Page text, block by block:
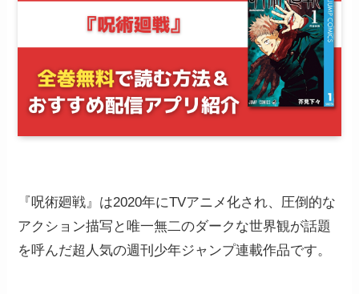
『呪術廻戦』は2020年にTVアニメ化され、圧倒的な
アクション描写と唯一無二のダークな世界観が話題
を呼んだ超人気の週刊少年ジャンプ連載作品です。